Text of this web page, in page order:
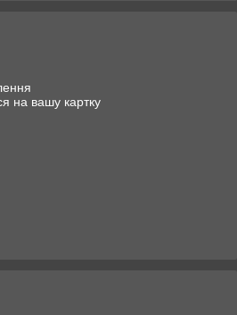
на вашу картку